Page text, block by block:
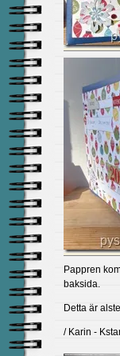
Pappren
baksida.
Detta är
/ Karin -